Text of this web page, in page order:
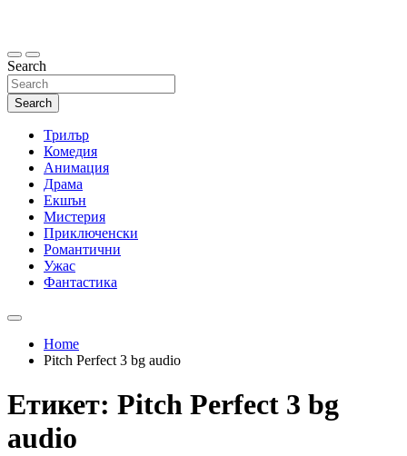
Search
Search
Трилър
Комедия
Анимация
Драма
Екшън
Мистерия
Приключенски
Романтични
Ужас
Фантастика
Home
Pitch Perfect 3 bg audio
Етикет: Pitch Perfect 3 bg
audio